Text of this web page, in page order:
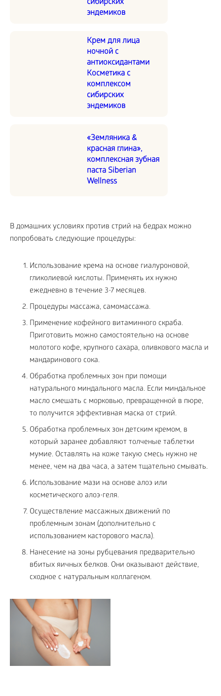
сибирских
эндемиков
Крем для лица
ночной с
антиоксидантами
Косметика с
комплексом
сибирских
эндемиков
«Земляника &
красная глина»,
комплексная зубная
паста Siberian
Wellness
В домашних условиях против стрий на бедрах можно
попробовать следующие процедуры:
Использование крема на основе гиалуроновой,
гликолиевой кислоты. Применять их нужно
ежедневно в течение 3-7 месяцев.
Процедуры массажа, самомассажа.
Применение кофейного витаминного скраба.
Приготовить можно самостоятельно на основе
молотого кофе, крупного сахара, оливкового масла и
мандаринового сока.
Обработка проблемных зон при помощи
натурального миндального масла. Если миндальное
масло смешать с морковью, превращенной в пюре,
то получится эффективная маска от стрий.
Обработка проблемных зон детским кремом, в
который заранее добавляют толченые таблетки
мумие. Оставлять на коже такую смесь нужно не
менее, чем на два часа, а затем тщательно смывать.
Использование мази на основе алоэ или
косметического алоэ-геля.
Осуществление массажных движений по
проблемным зонам (дополнительно с
использованием касторового масла).
Нанесение на зоны рубцевания предварительно
вбитых яичных белков. Они оказывают действие,
сходное с натуральным коллагеном.